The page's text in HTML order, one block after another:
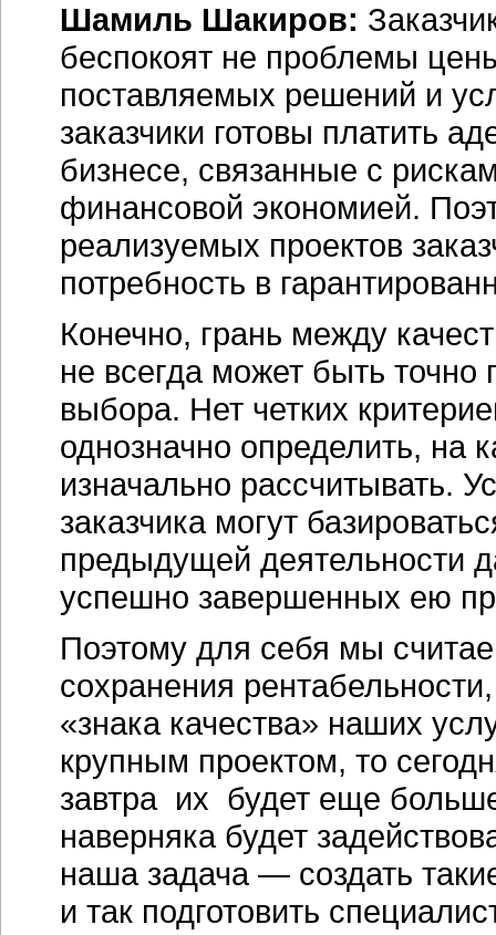
Шамиль Шакиров:
беспокоят не проблемы
поставляемых решений и
заказчики готовы платить
бизнесе, связанные с
финансовой экономией.
реализуемых проектов
потребность в
Конечно, грань между
не всегда может быть точно
выбора. Нет четких
однозначно определить, на
изначально рассчитывать.
заказчика могут
предыдущей деятельности
успешно завершенных ею
Поэтому для себя мы
сохранения
«знака качества» наших
крупным проектом, то
завтра их будет еще
наверняка будет
наша задача — создать
и так подготовить